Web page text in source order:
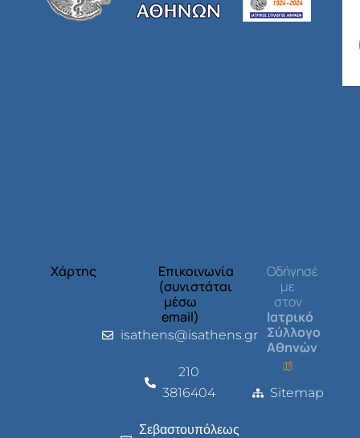
Χάρτης
Επικοινωνία
(συνιστάται
μέσω
email)
isathens@isathens.gr
210
3816404
Σεβαστουπόλεως
Οδήγησέ
με
στον
Ιατρικό
Σύλλογο
Αθηνών
Sitemap